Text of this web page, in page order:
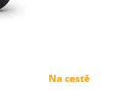
Na cestě